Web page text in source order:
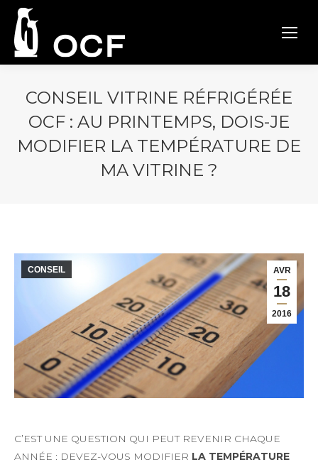
CONSEIL VITRINE RÉFRIGÉRÉE
OCF : AU PRINTEMPS, DOIS-JE
MODIFIER LA TEMPÉRATURE DE
MA VITRINE ?
AVR
18
2016
CONSEIL
C’EST UNE QUESTION QUI PEUT REVENIR CHAQUE
ANNÉE : DEVEZ-VOUS MODIFIER LA TEMPÉRATURE